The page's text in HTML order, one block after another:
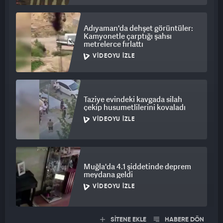
Adıyaman'da dehşet görüntüler:
Kamyonetle çarptığı şahsı
metrelerce fırlattı
VIDEOYU İZLE
Taziye evindeki kavgada silah
çekip husumetlilerini kovaladı
VIDEOYU İZLE
Muğla'da 4.1 şiddetinde deprem
meydana geldi
VIDEOYU İZLE
SİTENE EKLE HABERE DÖN